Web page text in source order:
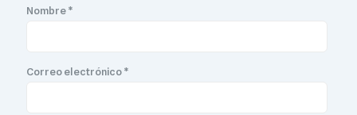
Nombre*
Correo electrónico*